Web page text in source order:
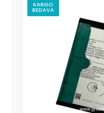
KARGO
BEDAVA